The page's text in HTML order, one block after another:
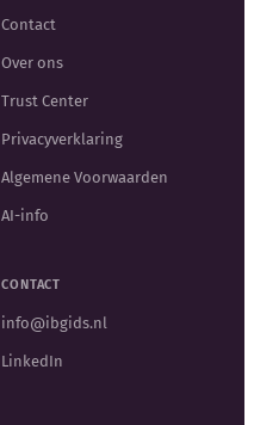
Contact
Over ons
Trust Center
Privacyverklaring
Algemene Voorwaarden
AI-info
CONTACT
info@ibgids.nl
LinkedIn